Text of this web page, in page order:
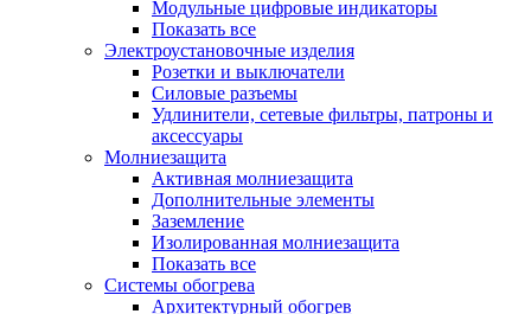
Модульные цифровые индикаторы
Показать все
Электроустановочные изделия
Розетки и выключатели
Силовые разъемы
Удлинители, сетевые фильтры, патроны и
аксессуары
Молниезащита
Активная молниезащита
Дополнительные элементы
Заземление
Изолированная молниезащита
Показать все
Системы обогрева
Архитектурный обогрев